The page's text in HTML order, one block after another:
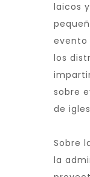
laicos
evento
los
sobre
de
Sobre
la